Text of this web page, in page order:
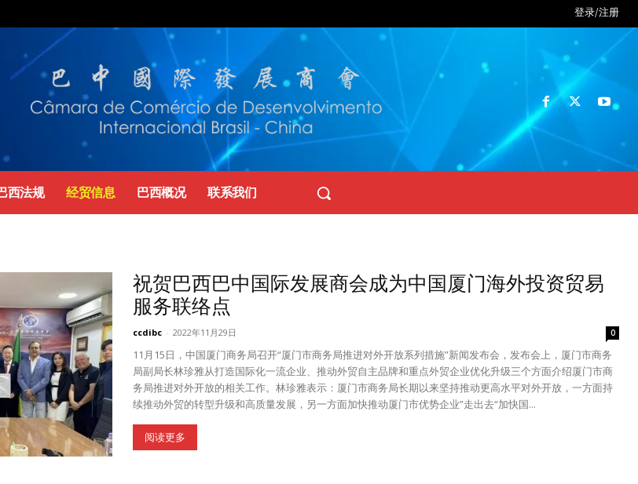
登录/注册
西法规 经贸信息 巴西概况 联系我们
作高层论坛在北京举办
祝贺巴西巴中国际发展商会成为中国厦门海外投资贸易
服务联络点
ccdibc - 2022年11月29日 0
11月15日，中国厦门商务局召开“厦门市商务局推进对外开放系列措施”新闻发布会，发布会上，厦门市商务
局副局长林珍雅从打造国际化一流企业、推动外贸自主品牌和重点外贸企业优化升级三个方面介绍厦门市商
务局推进对外开放的相关工作。林珍雅表示：厦门市商务局长期以来坚持推动更高水平对外开放，一方面持
续推动外贸的转型升级和高质量发展，另一方面加快推动厦门市优势企业”走出去“加快国...
阅读更多